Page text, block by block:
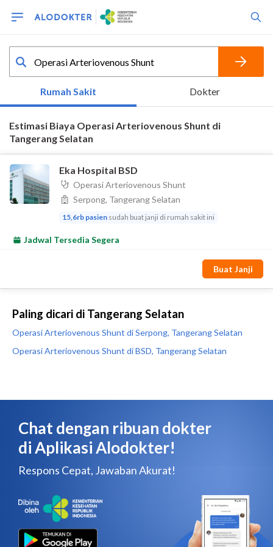
Paling dicari di Tangerang Selatan
Operasi Arteriovenous Shunt di Serpong, Tangerang Selatan
Operasi Arteriovenous Shunt di BSD, Tangerang Selatan